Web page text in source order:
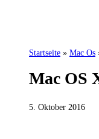
Startseite » Mac Os
Mac OS
5. Oktober 2016